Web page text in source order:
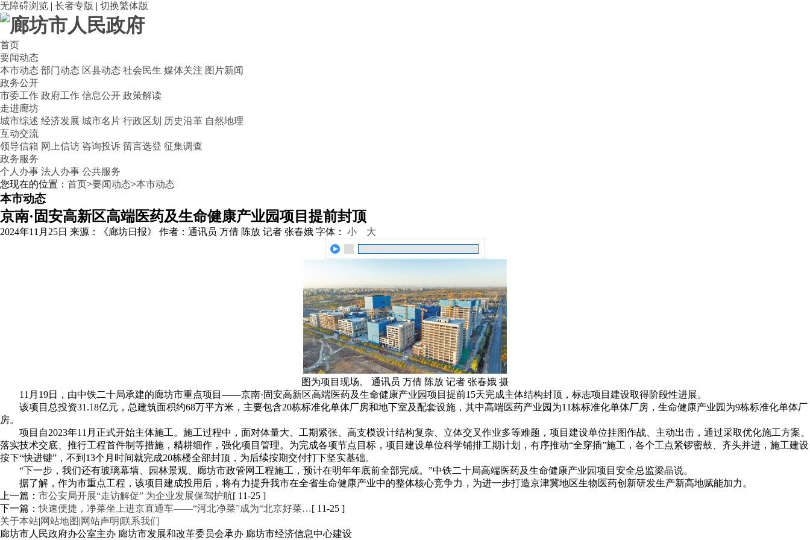
无障碍浏览 | 长者专版 | 切换繁体版
首页
要闻动态
本市动态 部门动态 区县动态 社会民生 媒体关注 图片新闻
政务公开
市委工作 政府工作 信息公开 政策解读
走进廊坊
城市综述 经济发展 城市名片 行政区划 历史沿革 自然地理
互动交流
领导信箱 网上信访 咨询投诉 留言选登 征集调查
政务服务
个人办事 法人办事 公共服务
您现在的位置： 首页>要闻动态>本市动态
本市动态
京南·固安高新区高端医药及生命健康产业园项目提前封顶
2024年11月25日 来源：《廊坊日报》 作者：通讯员 万倩 陈放 记者 张春娥 字体： 小 大
图为项目现场。 通讯员 万倩 陈放 记者 张春娥 摄
11月19日，由中铁二十局承建的廊坊市重点项目——京南·固安高新区高端医药及生命健康产业园项目提前15天完成主体结构封顶，标志项目建设取得阶段性进展。
该项目总投资31.18亿元，总建筑面积约68万平方米，主要包含20栋标准化单体厂房和地下室及配套设施，其中高端医药产业园为11栋标准化单体厂房，生命健康产业园为9栋标准化单体厂
房。
项目自2023年11月正式开始主体施工。施工过程中，面对体量大、工期紧张、高支模设计结构复杂、立体交叉作业多等难题，项目建设单位挂图作战、主动出击，通过采取优化施工方案、
落实技术交底、推行工程首件制等措施，精耕细作，强化项目管理。为完成各项节点目标，项目建设单位科学铺排工期计划，有序推动“全穿插”施工，各个工点紧锣密鼓、齐头并进，施工建设
按下“快进键”，不到13个月时间就完成20栋楼全部封顶，为后续按期交付打下坚实基础。
“下一步，我们还有玻璃幕墙、园林景观、廊坊市政管网工程施工，预计在明年年底前全部完成。”中铁二十局高端医药及生命健康产业园项目安全总监梁晶说。
据了解，作为市重点工程，该项目建成投用后，将有力提升我市在全省生命健康产业中的整体核心竞争力，为进一步打造京津冀地区生物医药创新研发生产新高地赋能加力。
上一篇： 市公安局开展“走访解促” 为企业发展保驾护航[ 11-25 ]
下一篇：快速便捷，净菜坐上进京直通车——“河北净菜”成为“北京好菜…[ 11-25 ]
关于本站|网站地图 |网站声明|联系我们
廊坊市人民政府办公室主办 廊坊市发展和改革委员会承办 廊坊市经济信息中心建设